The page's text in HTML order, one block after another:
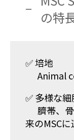
の特
✅ 培地
Animal
✅ 多様な
臍帯、骨
来のMSC